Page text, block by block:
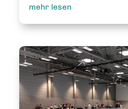
mehr lesen